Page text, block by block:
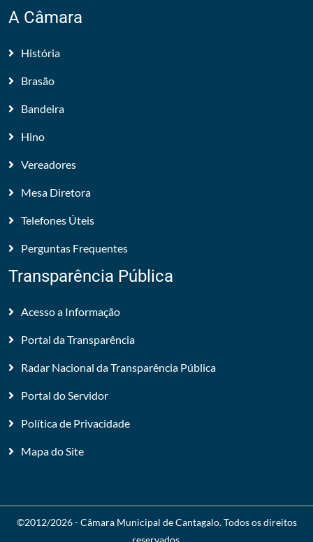
A Câmara
História
Brasão
Bandeira
Hino
Vereadores
Mesa Diretora
Telefones Úteis
Perguntas Frequentes
Transparência Pública
Acesso a Informação
Portal da Transparência
Radar Nacional da Transparência Pública
Portal do Servidor
Política de Privacidade
Mapa do Site
©2012/2026 -Câmara Municipal de Cantagalo. Todos os direitos
reservados.